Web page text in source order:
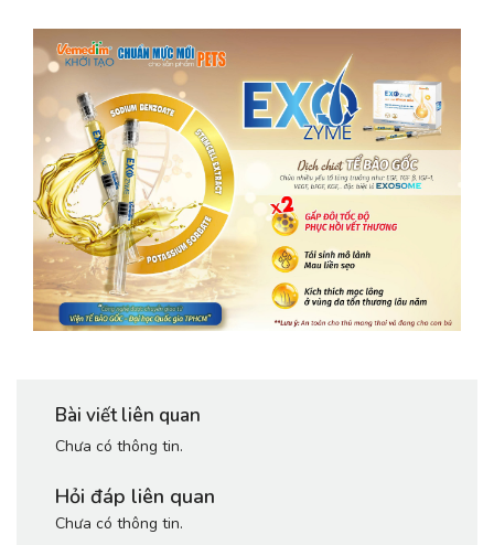
Bài viết liên quan
Chưa có thông tin.
Hỏi đáp liên quan
Chưa có thông tin.